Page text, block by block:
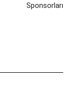
Sponsorları